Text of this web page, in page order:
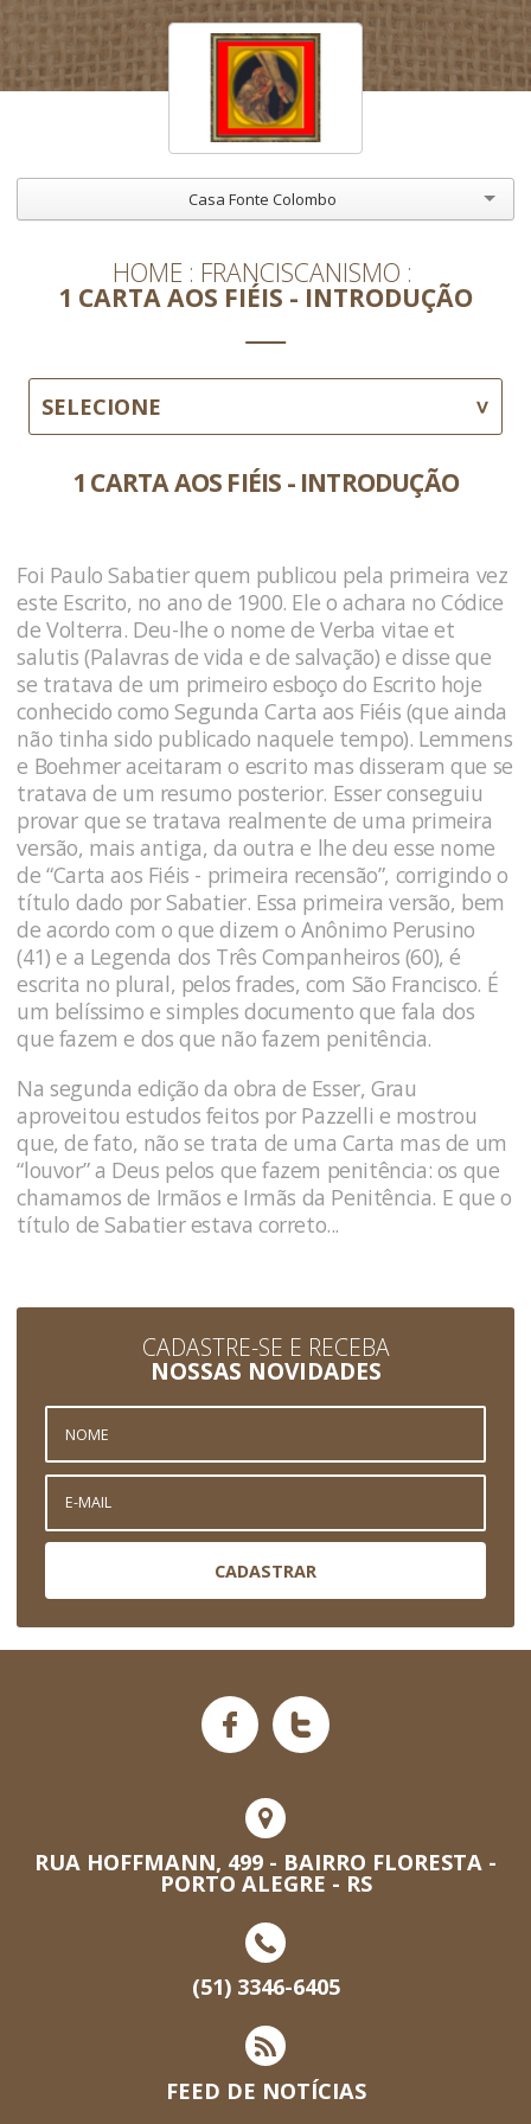
Casa Fonte Colombo
HOME FRANCISCANISMO
1 CARTA AOS FIÉIS - INTRODUÇÃO
SELECIONE
1 CARTA AOS FIÉIS - INTRODUÇÃO
Foi Paulo Sabatier quem publicou pela primeira vez
este Escrito, no ano de 1900. Ele o achara no Códice
de Volterra. Deu-lhe o nome de Verba vitae et
salutis (Palavras de vida e de salvação) e disse que
se tratava de um primeiro esboço do Escrito hoje
conhecido como Segunda Carta aos Fiéis (que ainda
não tinha sido publicado naquele tempo). Lemmens
e Boehmer aceitaram o escrito mas disseram que se
tratava de um resumo posterior. Esser conseguiu
provar que se tratava realmente de uma primeira
versão, mais antiga, da outra e lhe deu esse nome
de “Carta aos Fiéis - primeira recensão”, corrigindo o
título dado por Sabatier. Essa primeira versão, bem
de acordo com o que dizem o Anônimo Perusino
(41) e a Legenda dos Três Companheiros (60), é
escrita no plural, pelos frades, com São Francisco. É
um belíssimo e simples documento que fala dos
que fazem e dos que não fazem penitência.
Na segunda edição da obra de Esser, Grau
aproveitou estudos feitos por Pazzelli e mostrou
que, de fato, não se trata de uma Carta mas de um
“louvor” a Deus pelos que fazem penitência: os que
chamamos de Irmãos e Irmãs da Penitência. E que o
título de Sabatier estava correto...
CADASTRE-SE E RECEBA
NOSSAS NOVIDADES
CADASTRAR
RUA HOFFMANN, 499 - BAIRRO FLORESTA -
PORTO ALEGRE - RS
(51) 3346-6405
FEED DE NOTÍCIAS